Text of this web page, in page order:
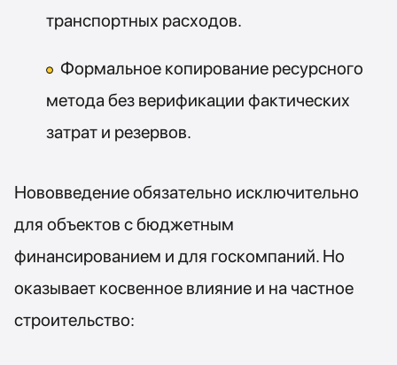
транспортных расходов.
Формальное копирование ресурсного
метода без верификации фактических
затрат и резервов.
Нововведение обязательно исключительно
для объектов с бюджетным
финансированием и для госкомпаний. Но
оказывает косвенное влияние и на частное
строительство: